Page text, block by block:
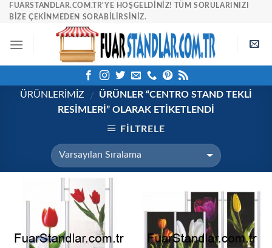
SkipFUARSTANDLAR.COM.TR'YE HOŞGELDINIZ! TÜM SORULARINIZI
BIZE ÇEKINMEDEN SORABILIRSINIZ.
ÜRÜNLERİMİZ /
ÜRÜNLER “CENTRO STAND TEKLI
RESIMLERI” OLARAK ETIKETLENDI
FILTRELE